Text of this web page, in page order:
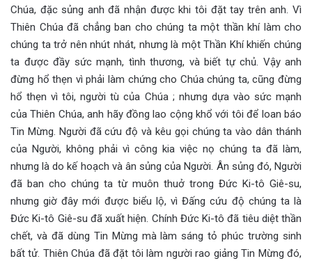
Chúa, đặc sủng anh đã nhận được khi tôi đặt tay trên anh. Vì
Thiên Chúa đã chẳng ban cho chúng ta một thần khí làm cho
chúng ta trở nên nhút nhát, nhưng là một Thần Khí khiến chúng
ta được đầy sức mạnh, tình thương, và biết tự chủ. Vậy anh
đừng hổ thẹn vì phải làm chứng cho Chúa chúng ta, cũng đừng
hổ thẹn vì tôi, người tù của Chúa ; nhưng dựa vào sức mạnh
của Thiên Chúa, anh hãy đồng lao cộng khổ với tôi để loan báo
Tin Mừng. Người đã cứu độ và kêu gọi chúng ta vào dân thánh
của Người, không phải vì công kia việc nọ chúng ta đã làm,
nhưng là do kế hoạch và ân sủng của Người. Ân sủng đó, Người
đã ban cho chúng ta từ muôn thuở trong Đức Ki-tô Giê-su,
nhưng giờ đây mới được biểu lộ, vì Đấng cứu độ chúng ta là
Đức Ki-tô Giê-su đã xuất hiện. Chính Đức Ki-tô đã tiêu diệt thần
chết, và đã dùng Tin Mừng mà làm sáng tỏ phúc trường sinh
bất tử. Thiên Chúa đã đặt tôi làm người rao giảng Tin Mừng đó,